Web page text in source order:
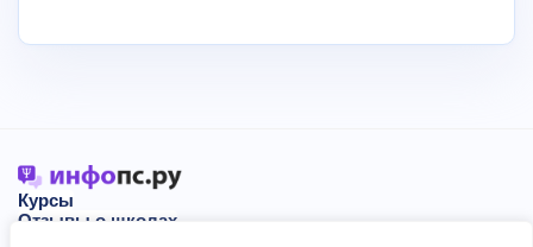
Курсы
Отзывы о школах